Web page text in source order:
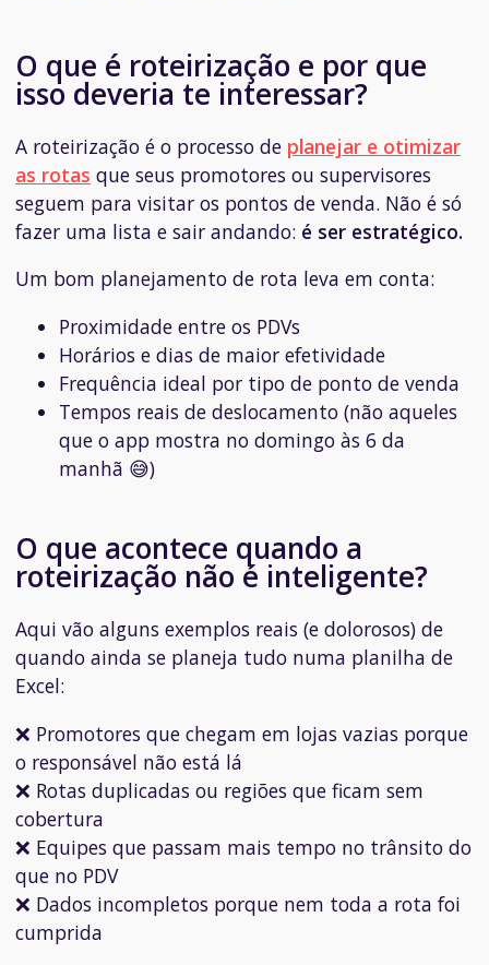
O que é roteirização e por que
isso deveria te interessar?
A roteirização é o processo de planejar e otimizar
as rotas que seus promotores ou supervisores
seguem para visitar os pontos de venda. Não é só
fazer uma lista e sair andando: é ser estratégico.
Um bom planejamento de rota leva em conta:
Proximidade entre os PDVs
Horários e dias de maior efetividade
Frequência ideal por tipo de ponto de venda
Tempos reais de deslocamento (não aqueles
que o app mostra no domingo às 6 da
manhã 😅)
O que acontece quando a
roteirização não é inteligente?
Aqui vão alguns exemplos reais (e dolorosos) de
quando ainda se planeja tudo numa planilha de
Excel:
❌ Promotores que chegam em lojas vazias porque
o responsável não está lá
❌ Rotas duplicadas ou regiões que ficam sem
cobertura
❌ Equipes que passam mais tempo no trânsito do
que no PDV
❌ Dados incompletos porque nem toda a rota foi
cumprida